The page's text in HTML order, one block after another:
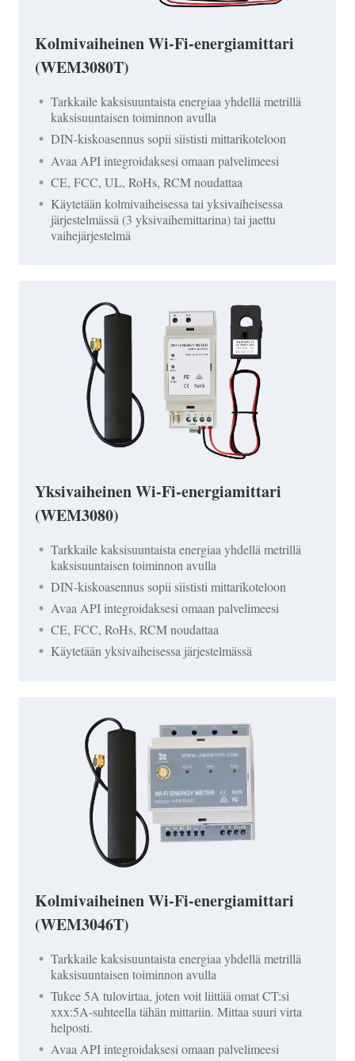
Kolmivaiheinen Wi-Fi-energiamittari
(WEM3080T)
Tarkkaile kaksisuuntaista energiaa yhdellä metrillä
kaksisuuntaisen toiminnon avulla
DIN-kiskoasennus sopii siististi mittarikoteloon
Avaa API integroidaksesi omaan palvelimeesi
CE, FCC, UL, RoHs, RCM noudattaa
Käytetään kolmivaiheisessa tai yksivaiheisessa
järjestelmässä (3 yksivaihemittarina) tai jaettu
vaihejärjestelmä
Yksivaiheinen Wi-Fi-energiamittari
(WEM3080)
Tarkkaile kaksisuuntaista energiaa yhdellä metrillä
kaksisuuntaisen toiminnon avulla
DIN-kiskoasennus sopii siististi mittarikoteloon
Avaa API integroidaksesi omaan palvelimeesi
CE, FCC, RoHs, RCM noudattaa
Käytetään yksivaiheisessa järjestelmässä
Kolmivaiheinen Wi-Fi-energiamittari
(WEM3046T)
Tarkkaile kaksisuuntaista energiaa yhdellä metrillä
kaksisuuntaisen toiminnon avulla
Tukee 5A tulovirtaa, joten voit liittää omat CT:si
xxx:5A-suhteella tähän mittariin. Mittaa suuri virta
helposti.
Avaa API integroidaksesi omaan palvelimeesi